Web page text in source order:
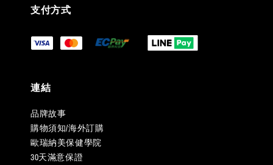
支付方式
連結
品牌故事
購物須知/海外訂購
歐瑞納美保健學院
30天滿意保證